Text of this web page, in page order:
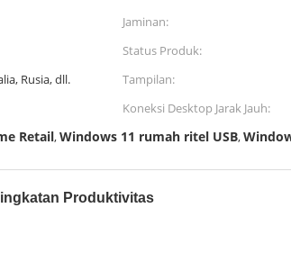
Jaminan:
Status Produk:
Rusia, dll. Tampilan:
Koneksi Desktop Jarak Jauh:
Retail,Windows 11 rumah ritel USB,
Produktivitas